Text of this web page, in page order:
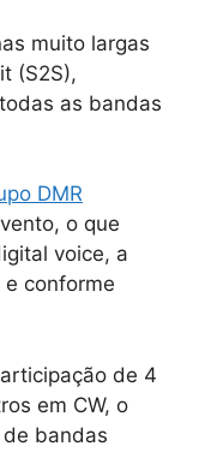
muito largas
(S2S),
as bandas
DMR
o que
voice, a
conforme
de 4
em CW, o
bandas